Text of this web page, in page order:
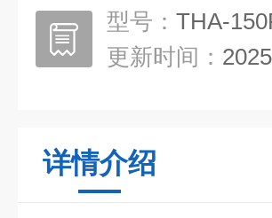
型号： THA-
更新时间：
详情介绍